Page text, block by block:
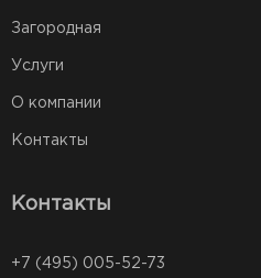
Загородная
Услуги
О компании
Контакты
Контакты
+7 (495) 005-52-73